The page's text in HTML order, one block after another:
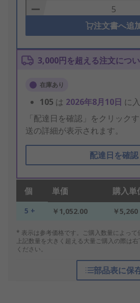
Basket
注文書へ追
3,000円を超える注文につ
在庫あり
105 は 2026年8月10日 に
「配達日を確認」をクリック
送の詳細が表示されます。
配達日を確認
個 単価 購入単
5 + ￥1,052.00 ￥5,260
* 表示は参考価格です。ご購入数量によって
上記数量を大きく超える大量ご購入の際は
ください。
部品表に保